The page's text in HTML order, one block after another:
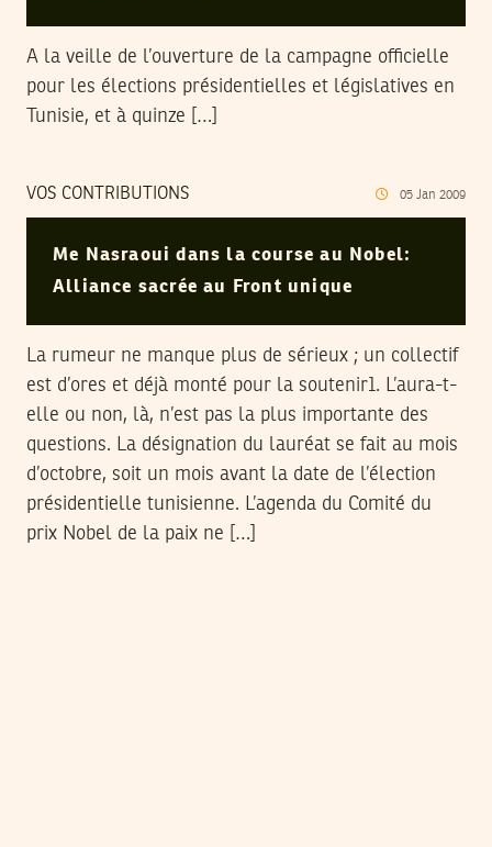
A la veille de l’ouverture de la campagne officielle
pour les élections présidentielles et législatives en
Tunisie, et à quinze […]
VOS CONTRIBUTIONS 05 Jan 2009
Me Nasraoui dans la course au Nobel:
Alliance sacrée au Front unique
La rumeur ne manque plus de sérieux ; un collectif
est d’ores et déjà monté pour la soutenir1. L’aura-t-
elle ou non, là, n’est pas la plus importante des
questions. La désignation du lauréat se fait au mois
d’octobre, soit un mois avant la date de l’élection
présidentielle tunisienne. L’agenda du Comité du
prix Nobel de la paix ne […]